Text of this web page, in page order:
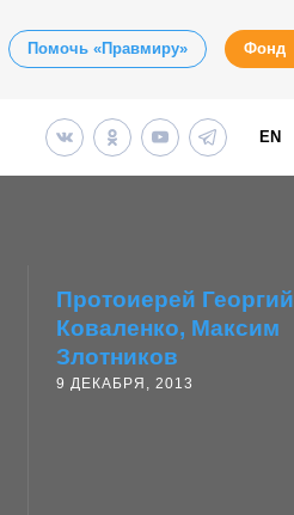
Помочь «Правмиру» Фонд
EN
Протоиерей Георгий
Коваленко Максим
Злотников
9 ДЕКАБРЯ, 2013